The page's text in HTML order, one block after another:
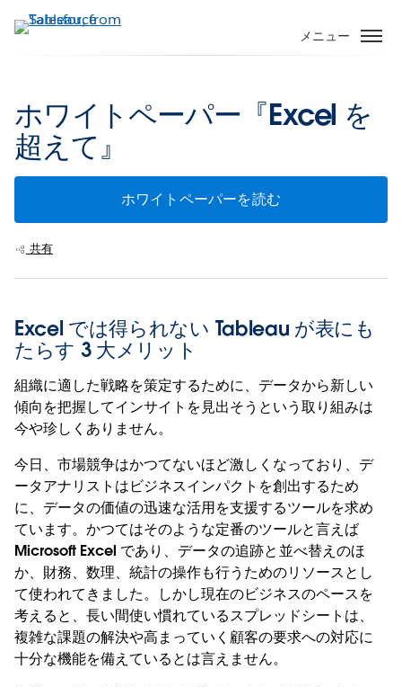
イ
に
動
メニュー
ホワイトペーパー『Excel を
超えて』
ホワイトペーパーを読む
共有
Excel では得られない Tableau が表にも
たらす 3 大メリット
組織に適した戦略を策定するために、データから新しい
傾向を把握してインサイトを見出そうという取り組みは
今や珍しくありません。
今日、市場競争はかつてないほど激しくなっており、デ
ータアナリストはビジネスインパクトを創出するため
に、データの価値の迅速な活用を支援するツールを求め
ています。かつてはそのような定番のツールと言えば
Microsoft Excel であり、データの追跡と並べ替えのほ
か、財務、数理、統計の操作も行うためのリソースとし
て使われてきました。しかし現在のビジネスのペースを
考えると、長い間使い慣れているスプレッドシートは、
複雑な課題の解決や高まっていく顧客の要求への対応に
十分な機能を備えているとは言えません。